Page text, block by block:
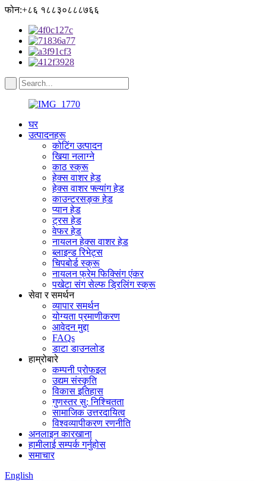
फोन:+८६ १८८३०८८८७६६
घर
उत्पादनहरू
कोटिंग उत्पादन
खिया नलाग्ने
काठ स्क्रू
हेक्स वाशर हेड
हेक्स वाशर फ्ल्यांग हेड
काउन्टरसङ्क हेड
प्यान हेड
ट्रस हेड
वेफर हेड
नायलन हेक्स वाशर हेड
ब्लाइन्ड रिभेट्स
चिपबोर्ड स्क्रू
नायलन फ्रेम फिक्सिंग एंकर
पखेटा संग सेल्फ ड्रिलिंग स्क्रू
सेवा र समर्थन
व्यापार समर्थन
योग्यता प्रमाणीकरण
आवेदन मुद्दा
FAQs
डाटा डाउनलोड
हाम्रोबारे
कम्पनी प्रोफइल
उद्यम संस्कृति
विकास इतिहास
गुणस्तर सु: निश्चितता
सामाजिक उत्तरदायित्व
विश्वव्यापीकरण रणनीति
अनलाइन कारखाना
हामीलाई सम्पर्क गर्नुहोस
समाचार
English